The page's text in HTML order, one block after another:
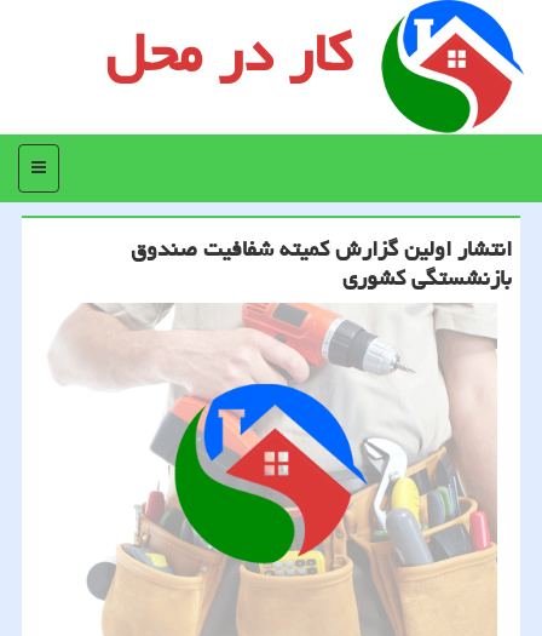
کار در محل
منو
انتشار اولین گزارش كمیته شفافیت صندوق
بازنشستگی كشوری